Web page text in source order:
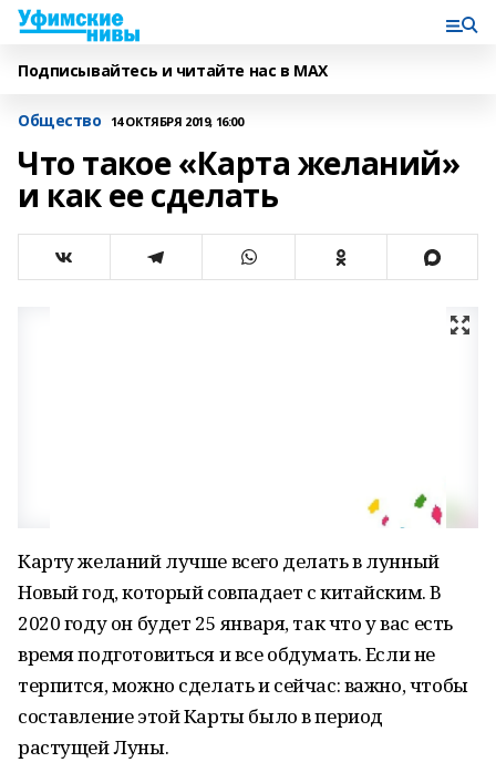
Подписывайтесь и читайте нас в MAX
Общество 14 ОКТЯБРЯ 2019, 16:00
Что такое «Карта желаний»
и как ее сделать
Карту желаний лучше всего делать в лунный
Новый год, который совпадает с китайским. В
2020 году он будет 25 января, так что у вас есть
время подготовиться и все обдумать. Если не
терпится, можно сделать и сейчас: важно, чтобы
составление этой Карты было в период
растущей Луны.